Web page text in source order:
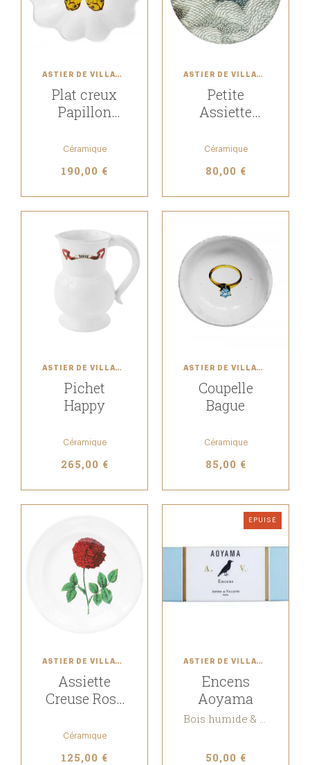
ASTIER DE VILLATTE
Plat creux
Papillon
Céramique
190,00 €
ASTIER DE VILLATTE
Petite
Assiette
croissant de
Lune
Céramique
80,00 €
ASTIER DE VILLATTE
Pichet
Happy
Céramique
265,00 €
ASTIER DE VILLATTE
Coupelle
Bague
Céramique
85,00 €
ASTIER DE VILLATTE
Assiette
Creuse Rose
Céramique
125,00 €
ÉPUISÉ
ASTIER DE VILLATTE
Encens
Aoyama
Bois humide & Encens
50,00 €